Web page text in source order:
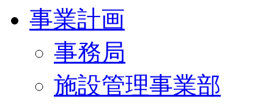
事業計画
事務局
施設管理事業部